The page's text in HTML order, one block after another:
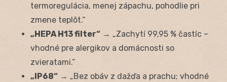
termoregulácia, menej zápachu, pohodlie pri
zmene teplôt.“
„HEPA H13 filter“ → „Zachytí 99,95 % častíc –
vhodné pre alergikov a domácnosti so
zvieratami.“
„IP68“ → „Bez obáv z dažďa a prachu; vhodné